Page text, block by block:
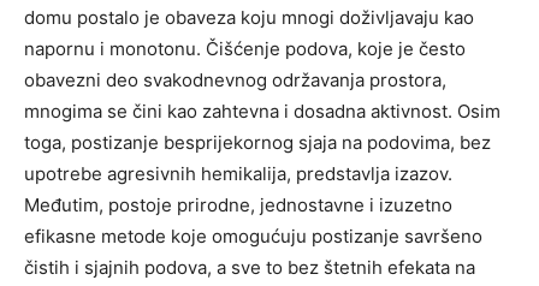
domu postalo je obaveza koju mnogi doživljavaju kao
napornu i monotonu. Čišćenje podova, koje je često
obavezni deo svakodnevnog održavanja prostora,
mnogima se čini kao zahtevna i dosadna aktivnost. Osim
toga, postizanje besprijekornog sjaja na podovima, bez
upotrebe agresivnih hemikalija, predstavlja izazov.
Međutim, postoje prirodne, jednostavne i izuzetno
efikasne metode koje omogućuju postizanje savršeno
čistih i sjajnih podova, a sve to bez štetnih efekata na